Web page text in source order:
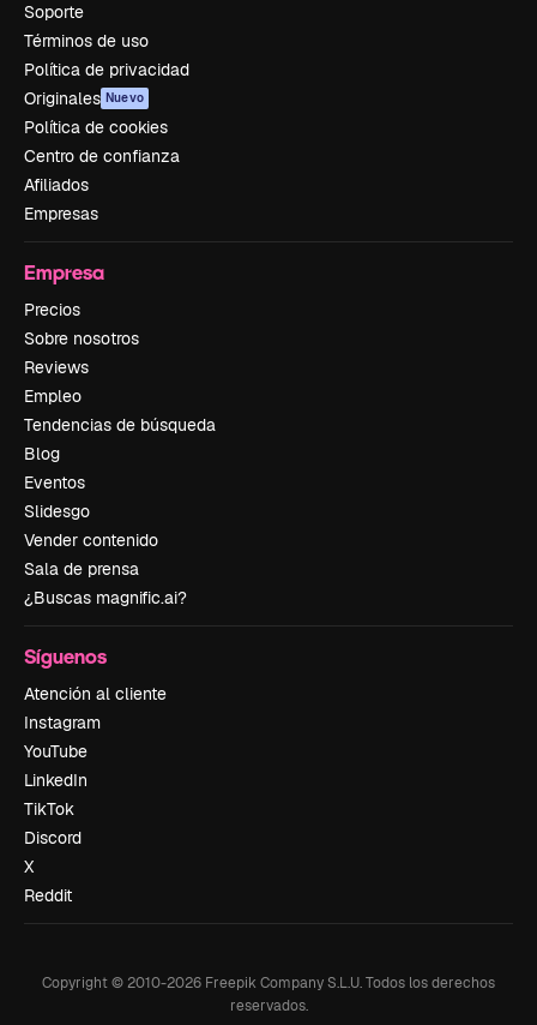
Soporte
Términos de uso
Política de privacidad
Originales Nuevo
Política de cookies
Centro de confianza
Afiliados
Empresas
Empresa
Precios
Sobre nosotros
Reviews
Empleo
Tendencias de búsqueda
Blog
Eventos
Slidesgo
Vender contenido
Sala de prensa
¿Buscas magnific.ai?
Síguenos
Atención al cliente
Instagram
YouTube
LinkedIn
TikTok
Discord
X
Reddit
Copyright © 2010-2026 Freepik Company S.L.U.Todos los derechos
reservados.